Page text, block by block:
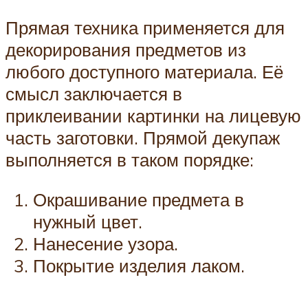
Прямая техника применяется для
декорирования предметов из
любого доступного материала. Её
смысл заключается в
приклеивании картинки на лицевую
часть заготовки. Прямой декупаж
выполняется в таком порядке:
Окрашивание предмета в
нужный цвет.
Нанесение узора.
Покрытие изделия лаком.